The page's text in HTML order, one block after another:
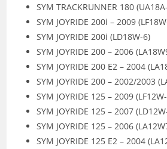
SYM TRACKRUNNER 180
SYM JOYRIDE 200i – 2009
SYM JOYRIDE 200i (LD18W-6)
SYM JOYRIDE 200 – 2006
SYM JOYRIDE 200 E2 – 2004
SYM JOYRIDE 200 – 2002/2003
SYM JOYRIDE 125 – 2009
SYM JOYRIDE 125 – 2007
SYM JOYRIDE 125 – 2006
SYM JOYRIDE 125 E2 – 2004